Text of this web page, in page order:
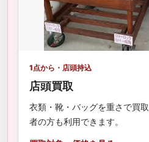
1点から・店頭持込
店頭買取
衣類・靴・バッグを重さで買
者の方も利用できます。